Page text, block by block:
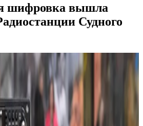
шифровка вышла
Судного